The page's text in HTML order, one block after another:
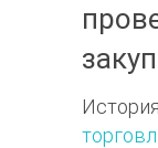
История